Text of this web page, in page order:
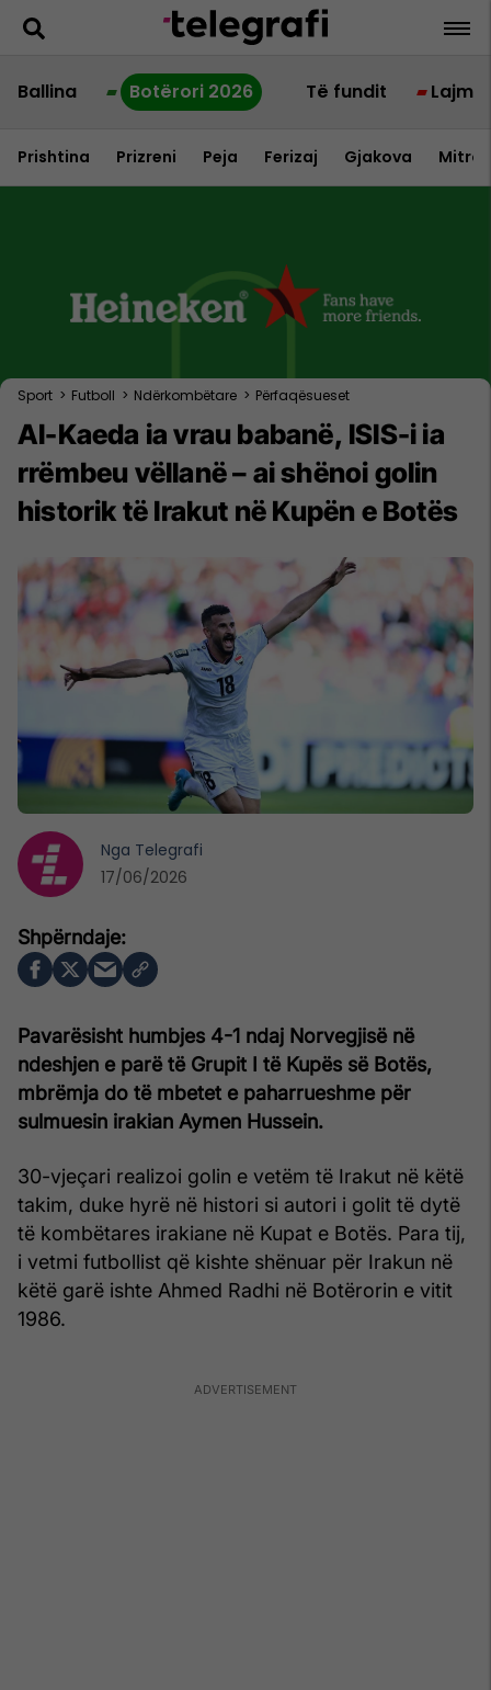
Ballina Botërori 2026 Të fundit Lajme
Prishtina Prizreni Peja Ferizaj Gjakova
Sport > Futboll > Ndërkombëtare > Përfaqësueset
Al-Kaeda ia vrau babanë, ISIS-i ia
rrëmbeu vëllanë – ai shënoi golin
historik të Irakut në Kupën e Botës
Pavarësisht humbjes 4-1 ndaj Norvegjisë në
ndeshjen e parë të Grupit I të Kupës së Botës,
mbrëmja do të mbetet e paharrueshme për
sulmuesin irakian Aymen Hussein.
30-vjeçari realizoi golin e vetëm të Irakut në këtë
takim, duke hyrë në histori si autori i golit të dytë
të kombëtares irakiane në Kupat e Botës. Para tij,
i vetmi futbollist që kishte shënuar për Irakun në
këtë garë ishte Ahmed Radhi në Botërorin e vitit
1986.
Nga Telegrafi
17/06/2026